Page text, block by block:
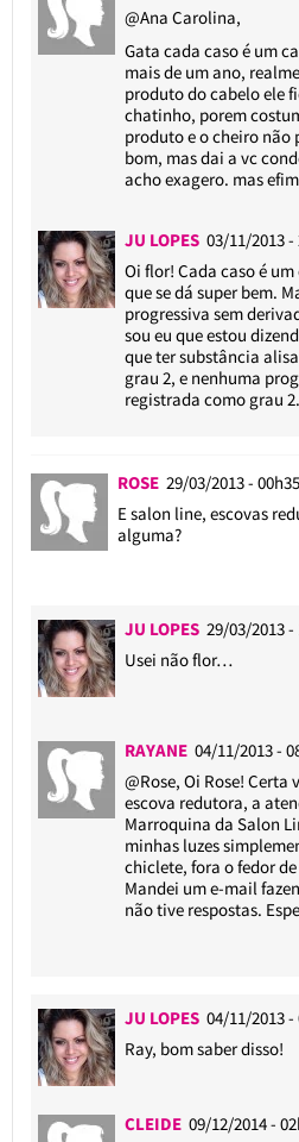
@Ana Carolina,
Gata cada caso é um
mais de um ano,
produto do cabelo ele
chatinho, porem
produto e o cheiro não
bom, mas dai a vc
acho exagero. mas
JU LOPES 03/11/2013 -
Oi flor! Cada caso é
que se dá super bem.
progressiva sem
sou eu que estou
que ter substância
grau 2, e nenhuma
registrada como grau 2.
ROSE 29/03/2013 - 00h35
E salon line, escovas
alguma?
JU LOPES29/03/2013 -
Usei não flor…
RAYANE04/11/2013 -
@Rose, Oi Rose! Certa
escova redutora, a
Marroquina da Salon
minhas luzes
chiclete, fora o fedor
Mandei um e-mail
não tive respostas.
JU LOPES 04/11/2013 -
Ray, bom saber disso!
CLEIDE09/12/2014 -